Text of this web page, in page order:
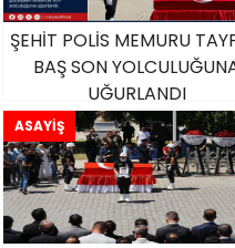
ŞEHİT POLİS MEMURU
BAŞ SON
UĞURLANDI
ASAYİŞ